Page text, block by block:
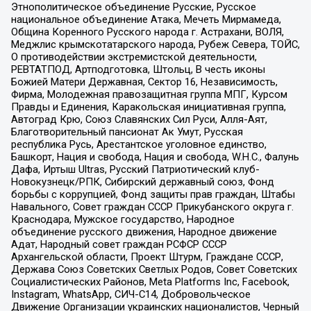
Этнополитическое объединение Русские, Русское
национальное объединение Атака, Мечеть Мирмамеда,
Община Коренного Русского народа г. Астрахани, ВОЛЯ,
Меджлис крымскотатарского народа, Рубеж Севера, ТОЙС,
О противодействии экстремистской деятельности,
РЕВТАТПОД, Артподготовка, Штольц, В честь иконы
Божией Матери Державная, Сектор 16, Независимость,
Фирма, Молодежная правозащитная группа МПГ, Курсом
Правды и Единения, Каракольская инициативная группа,
Автоград Крю, Союз Славянских Сил Руси, Алля-Аят,
Благотворительный пансионат Ак Умут, Русская
республика Русь, Арестантское уголовное единство,
Башкорт, Нация и свобода, Нация и свобода, W.H.С., Фалунь
Дафа, Иртыш Ultras, Русский Патриотический клуб-
Новокузнецк/РПК, Сибирский державный союз, Фонд
борьбы с коррупцией, Фонд защиты прав граждан, Штабы
Навального, Совет граждан СССР Прикубанского округа г.
Краснодара, Мужское государство, Народное
объединение русского движения, Народное движение
Адат, Народный совет граждан РСФСР СССР
Архангельской области, Проект Штурм, Граждане СССР,
Держава Союз Советских Светлых Родов, Совет Советских
Социалистических Районов, Meta Platforms Inc, Facebook,
Instagram, WhatsApp, СИЧ-С14, Добровольческое
Движение Организации украинских националистов, Черный